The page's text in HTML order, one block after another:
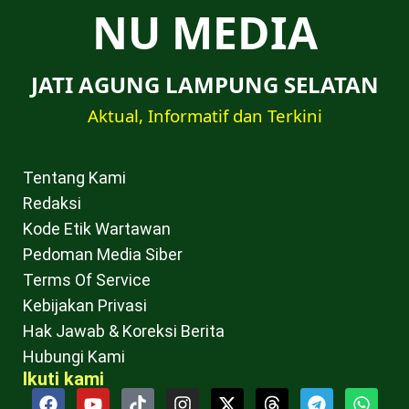
NU MEDIA
JATI AGUNG LAMPUNG SELATAN
Aktual, Informatif dan Terkini
Tentang Kami
Redaksi
Kode Etik Wartawan
Pedoman Media Siber
Terms Of Service
Kebijakan Privasi
Hak Jawab & Koreksi Berita
Hubungi Kami
Ikuti kami